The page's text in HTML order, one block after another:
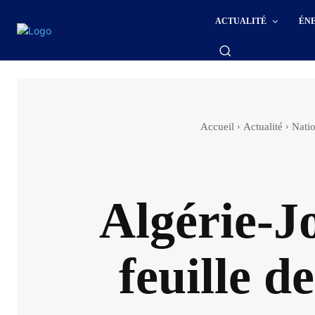
ACTUALITÉ
Accueil Actualité
Algérie-
feuille